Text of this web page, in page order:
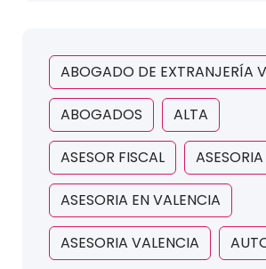
ABOGADO DE EXTRANJERÍA
ABOGADOS ALTA
ASESOR FISCAL ASESORIA
ASESORIA EN VALENCIA
ASESORIA VALENCIA